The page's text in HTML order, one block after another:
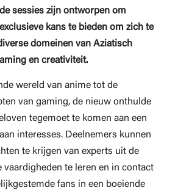
sessies zijn ontworpen om
kans te bieden om zich te
domeinen van Aziatisch
en creativiteit.
wereld van anime tot de
van gaming, de nieuw onthulde
tegemoet te komen aan een
interesses. Deelnemers kunnen
te krijgen van experts uit de
vaardigheden te leren en in contact
fans in een boeiende